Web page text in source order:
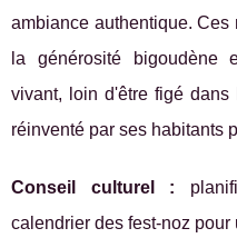
ambiance authentique.
la générosité bigoudène
vivant, loin d'être figé dans
réinventé par ses habitants
Conseil culturel :
calendrier des fest-noz